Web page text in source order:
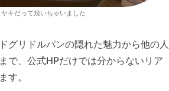
ヤキだって焼いちゃいました
グリドルパンの隠れた魅力から他の人
で、公式HPだけでは分からないリア
す。